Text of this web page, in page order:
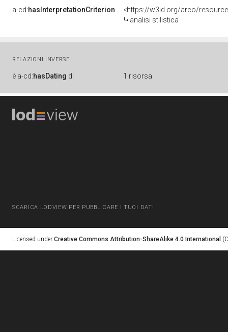
a-cd:hasInterpretationCriterion
<https://w3id.org/arco/
analisi stilistica
RELAZIONI INVERSE
è a-cd:hasDating di 1 risorsa
SCARICA LODVIEW PER PUBBLICARE I TUOI DATI
Licensed under Creative Commons Attribution-ShareAlike 4.0 International